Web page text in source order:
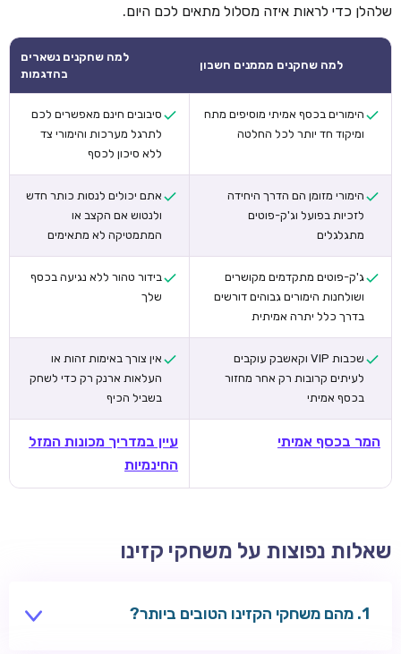
שלהלן כדי לראות איזה מסלול מתאים לכם היום.
למה שחקנים מממנים חשבון
למה שחקנים נשארים
בהדגמות
הימורים בכסף אמיתי מוסיפים מתח
ומיקוד חד יותר לכל החלטה
סיבובים חינם מאפשרים לכם
לתרגל מערכות והימורי צד
ללא סיכון לכסף
הימורי מזומן הם הדרך היחידה
לזכיות בפועל וג'ק-פוטים
מתגלגלים
אתם יכולים לנסות כותר חדש
ולנטוש אם הקצב או
המתמטיקה לא מתאימים
ג'ק-פוטים מתקדמים מקושרים
ושולחנות הימורים גבוהים דורשים
בדרך כלל יתרה אמיתית
בידור טהור ללא נגיעה בכסף
שלך
שכבות VIP וקאשבק עוקבים
לעיתים קרובות רק אחר מחזור
בכסף אמיתי
אין צורך באימות זהות או
העלאות ארנק רק כדי לשחק
בשביל הכיף
המר בכסף אמיתי
עיין במדריך מכונות המזל
החינמיות
שאלות נפוצות על משחקי קזינו
מהם משחקי הקזינו הטובים ביותר?